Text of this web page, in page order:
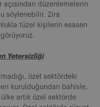
düzenlemelerin
söylenebilir. Zira
tüzel kişilerin esasen
Yetersizliği
özel sektördeki
kurulduğundan bahisle,
artık özel sektörde